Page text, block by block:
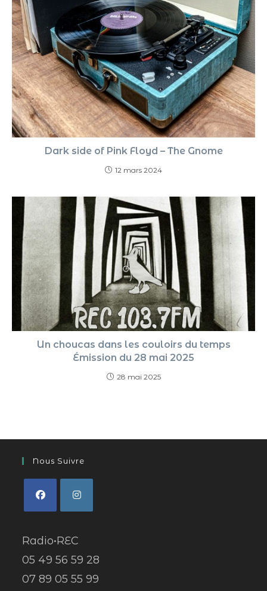
Dark side of Pink Floyd – The Gnome
12 mars 2024
Un choucas dans les couloirs du temps
Émission du 28 mai 2025
28 mai 2025
Nous Suivre
Radio•REC
05 49 56 59 28
07 89 05 55 99